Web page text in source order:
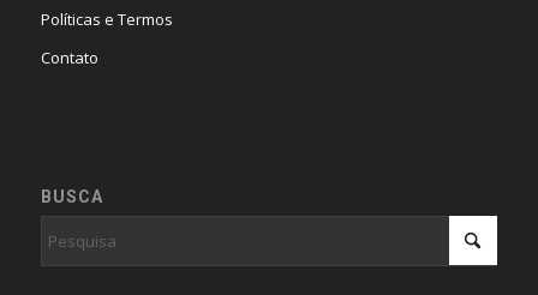
Políticas e Termos
Contato
BUSCA